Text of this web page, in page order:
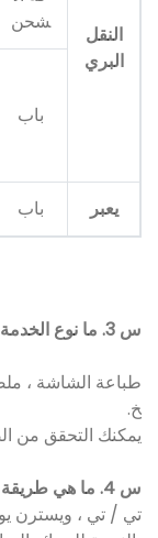
النقل
البري
شحن
باب
يعبر باب
س 3. ما نوع الخدمة المخصصة التي تقدمها؟
طباعة الشاشة ،
خ.
يمكنك التحقق من
س 4. ما هي طريقة الدفع التي تقبلها؟
تي / تي ، ويسترن